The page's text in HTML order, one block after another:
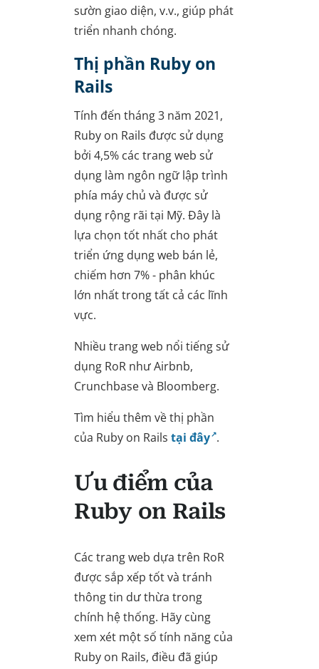
sườn giao diện, v.v., giúp phát
triển nhanh chóng.
Thị phần Ruby on
Rails
Tính đến tháng 3 năm 2021,
Ruby on Rails được sử dụng
bởi 4,5% các trang web sử
dụng làm ngôn ngữ lập trình
phía máy chủ và được sử
dụng rộng rãi tại Mỹ. Đây là
lựa chọn tốt nhất cho phát
triển ứng dụng web bán lẻ,
chiếm hơn 7% - phân khúc
lớn nhất trong tất cả các lĩnh
vực.
Nhiều trang web nổi tiếng sử
dụng RoR như Airbnb,
Crunchbase và Bloomberg.
Tìm hiểu thêm về thị phần
của Ruby on Rails tại đây .
Ưu điểm của
Ruby on Rails
Các trang web dựa trên RoR
được sắp xếp tốt và tránh
thông tin dư thừa trong
chính hệ thống. Hãy cùng
xem xét một số tính năng của
Ruby on Rails, điều đã giúp